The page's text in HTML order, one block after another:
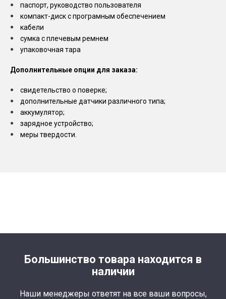
паспорт, руководство пользователя
компакт-диск с програмным обеспечением
кабели
сумка с плечевым ремнем
упаковочная тара
Дополнительные опции для заказа:
свидетельство о поверке;
дополнительные датчики различного типа;
аккумулятор;
зарядное устройство;
меры твердости.
Большинство товара находится в
наличии
Наши менеджеры ответят на все ваши вопросы,